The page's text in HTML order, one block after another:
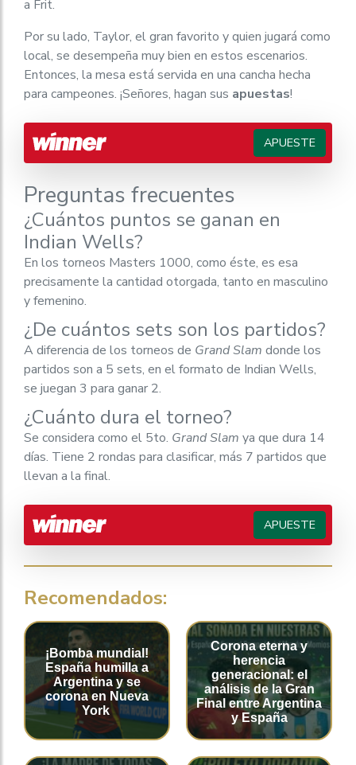
a Frit.
Por su lado, Taylor, el gran favorito y quien jugará como
local, se desempeña muy bien en estos escenarios.
Entonces, la mesa está servida en una cancha hecha
para campeones. ¡Señores, hagan sus apuestas!
APUESTE
Preguntas frecuentes
¿Cuántos puntos se ganan en
Indian Wells?
En los torneos Masters 1000, como éste, es esa
precisamente la cantidad otorgada, tanto en masculino
y femenino.
¿De cuántos sets son los partidos?
A diferencia de los torneos de Grand Slam donde los
partidos son a 5 sets, en el formato de Indian Wells,
se juegan 3 para ganar 2.
¿Cuánto dura el torneo?
Se considera como el 5to. Grand Slam ya que dura 14
días. Tiene 2 rondas para clasificar, más 7 partidos que
llevan a la final.
APUESTE
Recomendados:
¡Bomba mundial!
España humilla a
Argentina y se
corona en Nueva
York
Corona eterna y
herencia
generacional: el
análisis de la Gran
Final entre Argentina
y España